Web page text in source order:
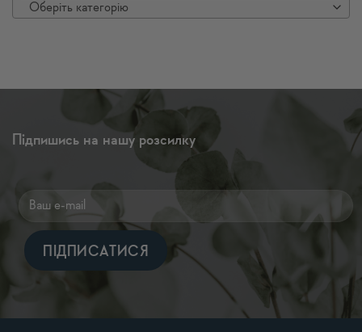
Оберіть категорію
Підпишись на нашу розсилку